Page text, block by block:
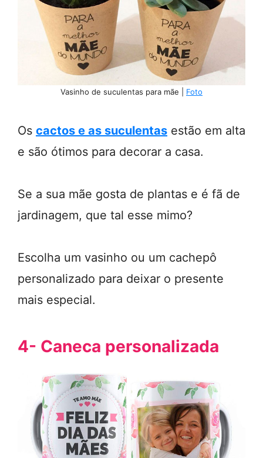
Vasinho de suculentas para mãe | Foto
Os cactos e as suculentas estão em alta
e são ótimos para decorar a casa.
Se a sua mãe gosta de plantas e é fã de
jardinagem, que tal esse mimo?
Escolha um vasinho ou um cachepô
personalizado para deixar o presente
mais especial.
4- Caneca personalizada